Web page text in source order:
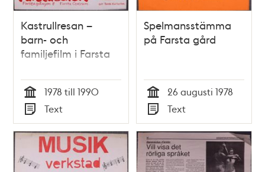
Kastrullresan –
barn- och
familjefilm i Farsta
Tid
1978 till 1990
Typ
Text
Spelmansstämma
på Farsta gård
Tid
26 augusti 1978
Typ
Text